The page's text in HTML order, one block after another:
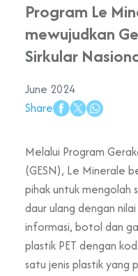
Program Le
mewujudkan
Sirkular
June 2024
Share
Melalui Program
(GESN), Le Minerale
pihak untuk mengolah
daur ulang dengan
informasi, botol dan
plastik PET dengan
satu jenis plastik yang